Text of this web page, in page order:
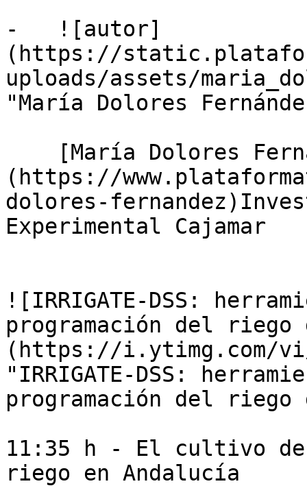
-   ![autor]
(https://
uploads/assets/
"María Dolores
(https://
dolores-
Experimental Cajamar
![IRRIGATE-DSS:
programación del riego
(https://i.ytimg.com/vi/
"IRRIGATE-DSS:
programación del
11:35 h - El cultivo
riego en Andalucía